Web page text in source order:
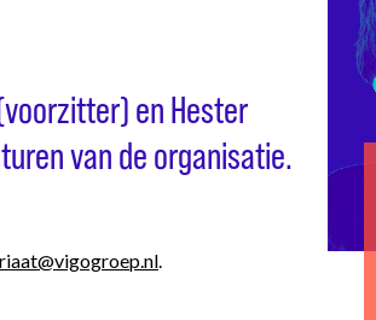
en Hester
van de organisatie.